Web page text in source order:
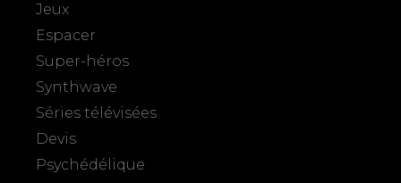
Jeux
Espacer
Super-héros
Synthwave
Séries télévisées
Devis
Psychédélique